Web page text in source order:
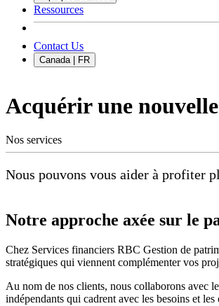
Ressources
Contact Us
Canada | FR
Acquérir une
Nos services
Nous pouvons vous aider à profiter
Notre approche axée sur le
Chez Services financiers RBC Gestion de
stratégiques qui viennent complémenter vos
Au nom de nos clients, nous collaborons avec
indépendants qui cadrent avec les besoins et